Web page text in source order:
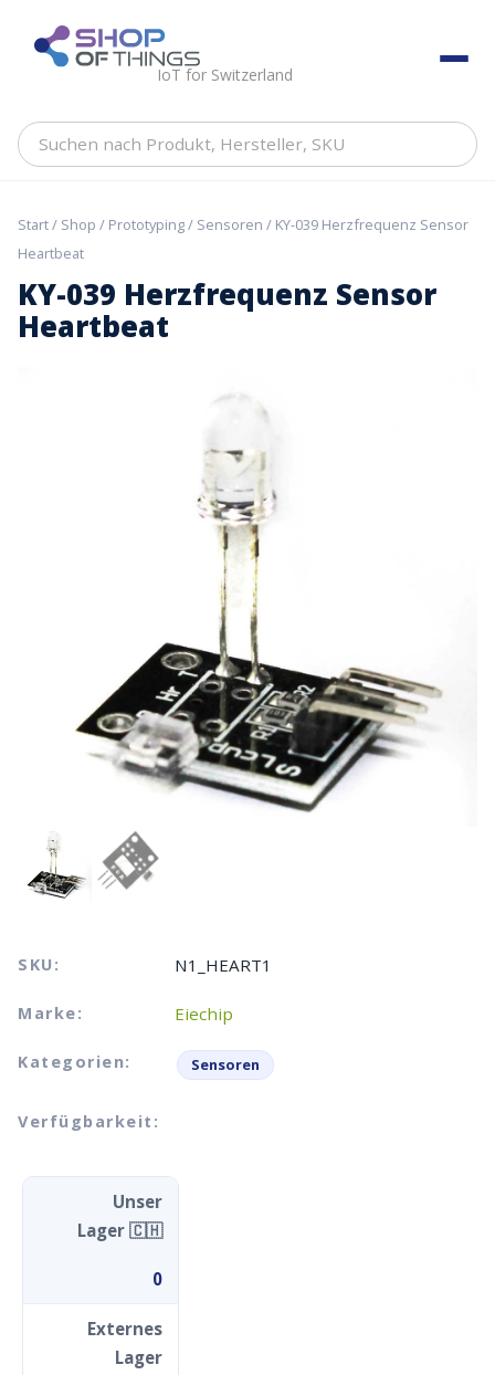
content ShopOfThings
IoT for Switzerland
Suchen
Hersteller,
Start/ Shop / Prototyping/ Sensoren / KY-039 Herzfrequenz Sensor
Heartbeat
KY-039 Herzfrequenz Sensor
Heartbeat
SKU: N1_HEART1
Marke: Eiechip
Kategorien: Sensoren
Verfügbarkeit:
Unser
Lager 🇨🇭
0
Externes
Lager